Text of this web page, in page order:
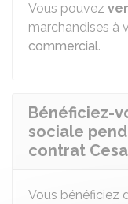
Vous pouvez
marchandises à
commercial.
Bénéficiez-
sociale
contrat
Vous bénéficiez